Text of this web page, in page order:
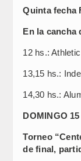
Quinta fecha
En la cancha
12 hs.:
13,15 hs.:
14,30 hs.:
DOMINGO 15
Torneo
de final,